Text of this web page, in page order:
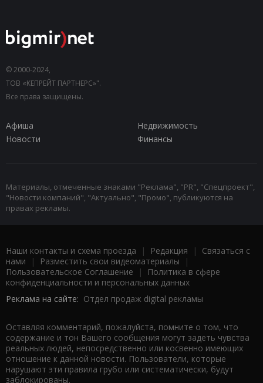
© 2000-2024,
ТОВ «КЕПРЕЙТ ПАРТНЕРС»".
Все права защищены.
Афиша
Недвижимость
Новости
Финансы
Материалы, отмеченные знаками "Реклама", "PR", "Спецпроект",
"Новости компаний", "Актуально", "Промо", публикуются на
правах рекламы.
Наши контакты и схема проезда | Редакция | Связаться с
нами | Разместить свои видеоматериалы |
Пользовательское Соглашение |
Политика в сфере
конфиденциальности и персональных данных
Реклама на сайте: Отдел продаж digital рекламы
Оставляя комментарий, пожалуйста, помните о том, что
содержание и тон Вашего сообщения могут задеть чувства
реальных людей, непосредственно или косвенно имеющих
отношение к данной новости. Пользователи, которые
нарушают эти правила грубо или систематически, будут
заблокированы.